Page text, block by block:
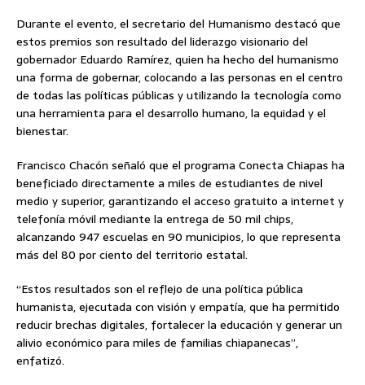
Durante el evento, el secretario del Humanismo destacó que
estos premios son resultado del liderazgo visionario del
gobernador Eduardo Ramírez, quien ha hecho del humanismo
una forma de gobernar, colocando a las personas en el centro
de todas las políticas públicas y utilizando la tecnología como
una herramienta para el desarrollo humano, la equidad y el
bienestar.
Francisco Chacón señaló que el programa Conecta Chiapas ha
beneficiado directamente a miles de estudiantes de nivel
medio y superior, garantizando el acceso gratuito a internet y
telefonía móvil mediante la entrega de 50 mil chips,
alcanzando 947 escuelas en 90 municipios, lo que representa
más del 80 por ciento del territorio estatal.
“Estos resultados son el reflejo de una política pública
humanista, ejecutada con visión y empatía, que ha permitido
reducir brechas digitales, fortalecer la educación y generar un
alivio económico para miles de familias chiapanecas”,
enfatizó.